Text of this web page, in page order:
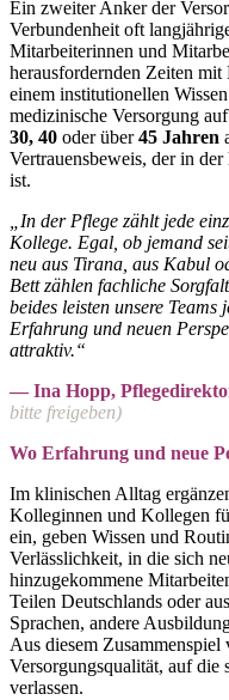
Ein zweiter Anker der
Verbundenheit oft
Mitarbeiterinnen und
herausfordernden Zeiten
einem institutionellen
medizinische Versorgung
30, 40 oder über45 Jahren
Vertrauensbeweis, der in
ist.
„In der Pflege zählt jede
Kollege. Egal, ob jemand
neu aus Tirana, aus Kabul
Bett zählen fachliche
beides leisten unsere
Erfahrung und neuen
attraktiv.“
— Ina Hopp,
bitte freigeben)
Wo Erfahrung und neue
Im klinischen Alltag
Kolleginnen und Kollegen
ein, geben Wissen und
Verlässlichkeit, in die sich
hinzugekommene
Teilen Deutschlands oder
Sprachen, andere
Aus diesem
Versorgungsqualität, auf
verlassen.